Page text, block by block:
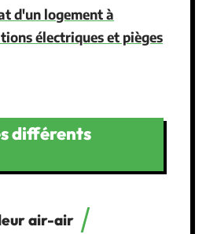
d'un logement à
électriques et pièges
différents
air-air